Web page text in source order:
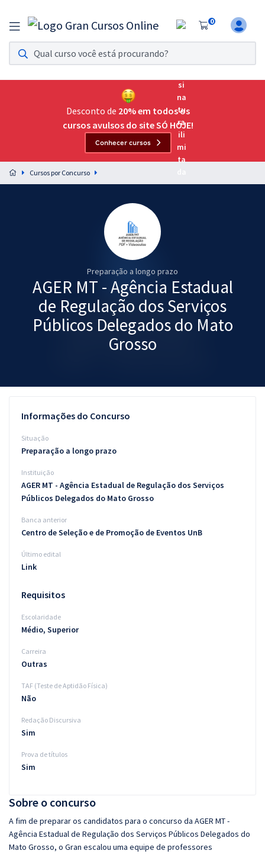
0
Assinatura Ilimitada 11
Acesso a todos os cursos. Teste grátis por 7 dias!
Assinatura OAB Até Passar
Acesso ilimitado a toda preparação para o Exame da
Preparação completa e intensiva para as principais
residências em saúde do Brasil
Graduação
Questões grátis
Conteúdo gratuito
Blog
Aprovados
Atendimento
Desconto de 20% em todos os
cursos avulsos do site SÓ HOJE!
Conhecer cursos
Cursos por Concurso
Preparação a longo prazo
AGER MT - Agência Estadual
de Regulação dos Serviços
Públicos Delegados do Mato
Grosso
Sobre o concurso
A fim de preparar os candidatos para o concurso da AGER MT -
Agência Estadual de Regulação dos Serviços Públicos Delegados do
Mato Grosso, o Gran escalou uma equipe de professores
Informações do Concurso
Situação
Preparação a longo prazo
Instituição
AGER MT - Agência Estadual de Regulação dos Serviços
Públicos Delegados do Mato Grosso
Banca anterior
Centro de Seleção e de Promoção de Eventos UnB
Último edital
Link
Requisitos
Escolaridade
Médio, Superior
Carreira
Outras
TAF (Teste de Aptidão Física)
Não
Redação Discursiva
Sim
Prova de títulos
Sim